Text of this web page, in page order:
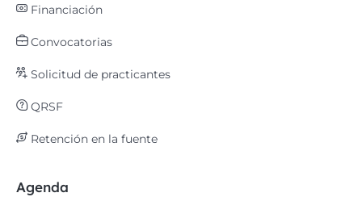
Financiación
Convocatorias
Solicitud de practicantes
QRSF
Retención en la fuente
Agenda